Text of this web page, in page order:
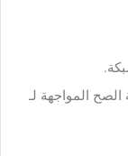
الصح المواجهة لـ